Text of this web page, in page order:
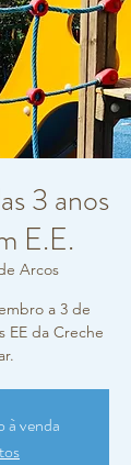
3 anos
E.E.
Arcos
a 3 de
EE da Creche
à venda